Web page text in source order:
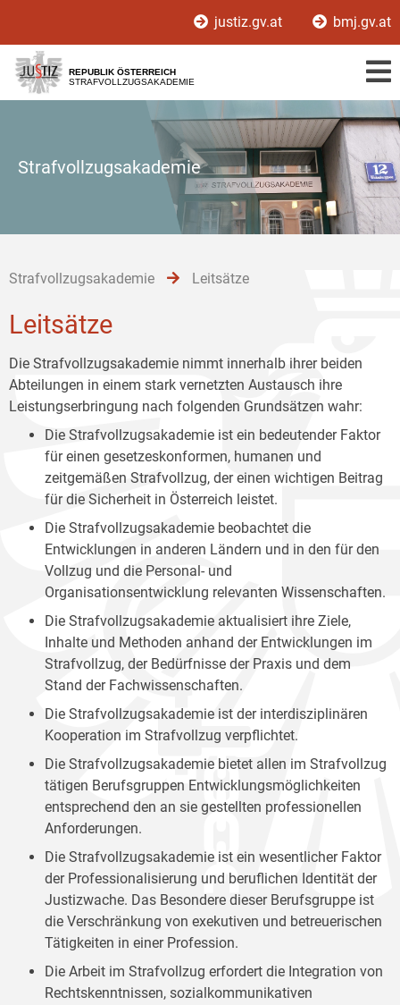
[1]
[2]
[3]
justiz.gv.at bmj.gv.at
REPUBLIK ÖSTERREICH
STRAFVOLLZUGSAKADEMIE
Strafvollzugsakademie
Strafvollzugsakademie Leitsätze
Leitsätze
Die Strafvollzugsakademie nimmt innerhalb ihrer beiden
Abteilungen in einem stark vernetzten Austausch ihre
Leistungserbringung nach folgenden Grundsätzen wahr:
Die Strafvollzugsakademie ist ein bedeutender Faktor
für einen gesetzeskonformen, humanen und
zeitgemäßen Strafvollzug, der einen wichtigen Beitrag
für die Sicherheit in Österreich leistet.
Die Strafvollzugsakademie beobachtet die
Entwicklungen in anderen Ländern und in den für den
Vollzug und die Personal- und
Organisationsentwicklung relevanten Wissenschaften.
Die Strafvollzugsakademie aktualisiert ihre Ziele,
Inhalte und Methoden anhand der Entwicklungen im
Strafvollzug, der Bedürfnisse der Praxis und dem
Stand der Fachwissenschaften.
Die Strafvollzugsakademie ist der interdisziplinären
Kooperation im Strafvollzug verpflichtet.
Die Strafvollzugsakademie bietet allen im Strafvollzug
tätigen Berufsgruppen Entwicklungsmöglichkeiten
entsprechend den an sie gestellten professionellen
Anforderungen.
Die Strafvollzugsakademie ist ein wesentlicher Faktor
der Professionalisierung und beruflichen Identität der
Justizwache. Das Besondere dieser Berufsgruppe ist
die Verschränkung von exekutiven und betreuerischen
Tätigkeiten in einer Profession.
Die Arbeit im Strafvollzug erfordert die Integration von
Rechtskenntnissen, sozialkommunikativen